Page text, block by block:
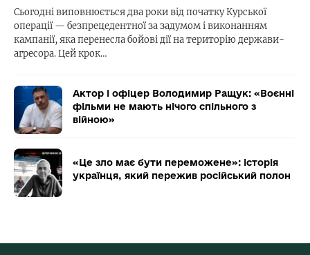
Сьогодні виповнюється два роки від початку Курської
операції — безпрецедентної за задумом і виконанням
кампанії, яка перенесла бойові дії на територію держави-
агресора. Цей крок…
Актор і офіцер Володимир Ращук: «Воєнні
фільми не мають нічого спільного з
війною»
«Це зло має бути переможене»: історія
українця, який пережив російський полон